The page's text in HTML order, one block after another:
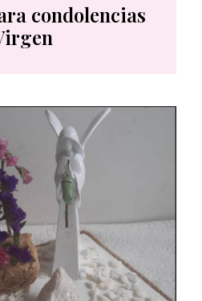
condolencias